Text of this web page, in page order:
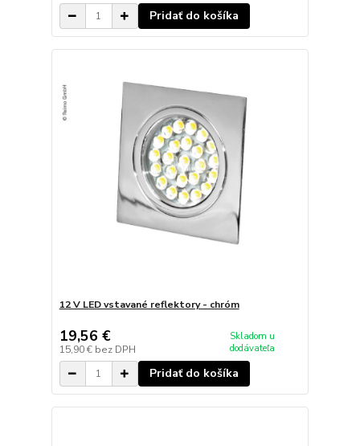
Pridať do košíka
12 V LED vstavané reflektory - chróm
19,56 €
15,90 € bez DPH
Skladom u
dodávateľa
Pridať do košíka